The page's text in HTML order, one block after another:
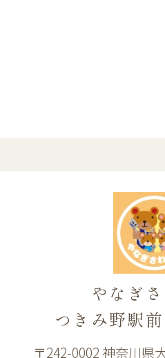
やなぎ
つきみ野駅
〒242-0002 神奈川県